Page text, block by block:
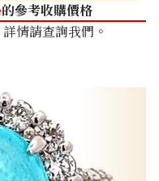
的參考收購價格
情請查詢我們。